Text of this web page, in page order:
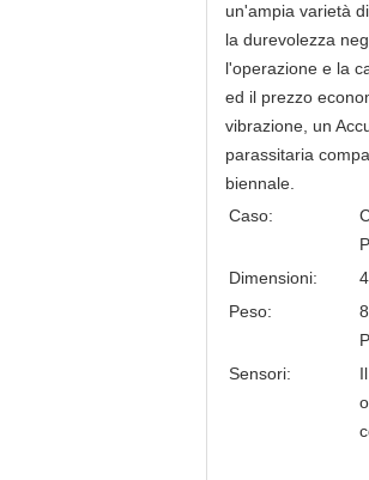
un'ampia varietà
la durevolezza
l'operazione e la
ed il prezzo
vibrazione, un
parassitaria
biennale.
Caso:
Dimensioni:
Peso:
Sensori: